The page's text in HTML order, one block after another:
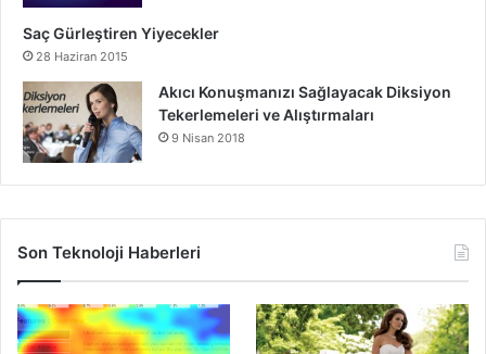
Saç Gürleştiren Yiyecekler
28 Haziran 2015
Akıcı Konuşmanızı Sağlayacak Diksiyon
Tekerlemeleri ve Alıştırmaları
9 Nisan 2018
Son Teknoloji Haberleri